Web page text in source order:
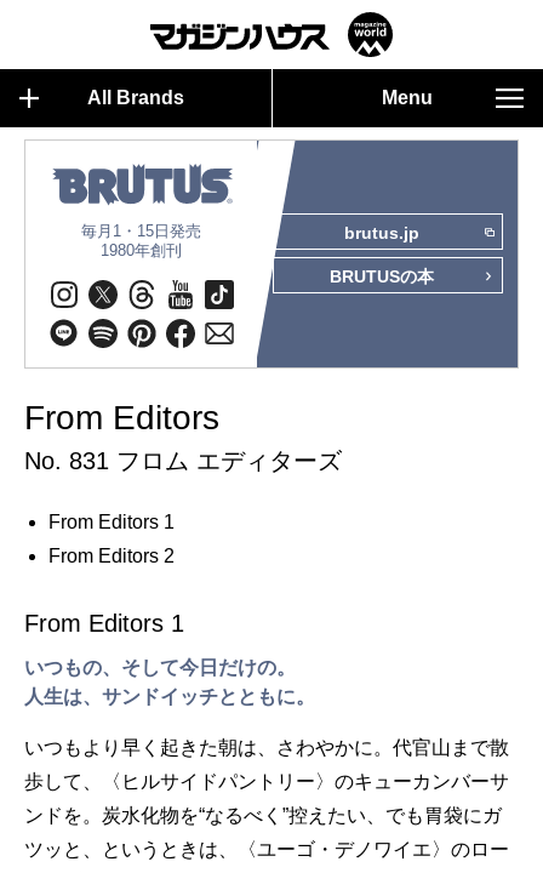
All Brands Menu
毎月1・15日発売
1980年創刊
brutus.jp
BRUTUSの本
From Editors
No. 831 フロム エディターズ
From Editors 1
From Editors 2
From Editors 1
いつもの、そして今日だけの。
人生は、サンドイッチとともに。
いつもより早く起きた朝は、さわやかに。代官山まで散
歩して、〈ヒルサイドパントリー〉のキューカンバーサ
ンドを。炭水化物を“なるべく”控えたい、でも胃袋にガ
ツッと、というときは、〈ユーゴ・デノワイエ〉のロー